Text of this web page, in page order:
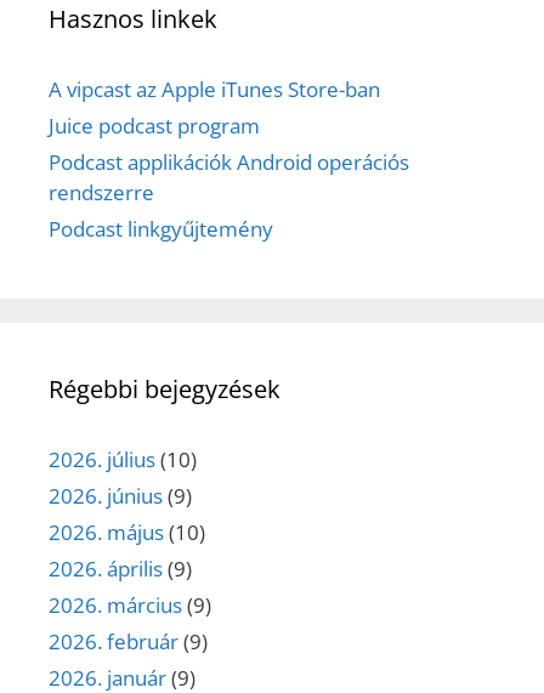
Hasznos linkek
A vipcast az Apple iTunes Store-ban
Juice podcast program
Podcast applikációk Android operációs
rendszerre
Podcast linkgyűjtemény
Régebbi bejegyzések
2026. július(10)
2026. június(9)
2026. május(10)
2026. április(9)
2026. március(9)
2026. február(9)
2026. január(9)